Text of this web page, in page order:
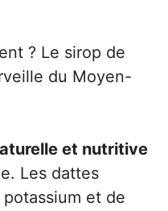
? Le sirop de
du Moyen-
et nutritive
Les dattes
et de